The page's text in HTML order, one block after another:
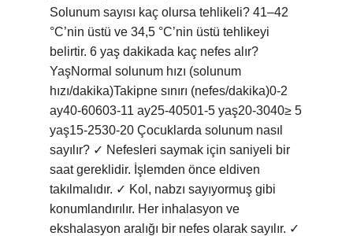
Solunum sayısı kaç olursa tehlikeli? 41–42
°C’nin üstü ve 34,5 °C’nin üstü tehlikeyi
belirtir. 6 yaş dakikada kaç nefes alır?
YaşNormal solunum hızı (solunum
hızı/dakika)Takipne sınırı (nefes/dakika)0-2
ay40-60603-11 ay25-40501-5 yaş20-3040≥ 5
yaş15-2530-20 Çocuklarda solunum nasıl
sayılır? ✓ Nefesleri saymak için saniyeli bir
saat gereklidir. İşlemden önce eldiven
takılmalıdır. ✓ Kol, nabzı sayıyormuş gibi
konumlandırılır. Her inhalasyon ve
ekshalasyon aralığı bir nefes olarak sayılır. ✓